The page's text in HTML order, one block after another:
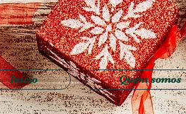
Início Quem somos